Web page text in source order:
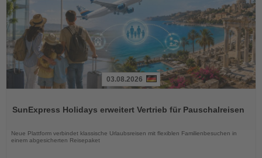
die
03.08.2026
SunExpress Holidays erweitert Vertrieb für Pauschalreisen
Neue Plattform verbindet klassische Urlaubsreisen mit flexiblen Familienbesuchen in
einem abgesicherten Reisepaket